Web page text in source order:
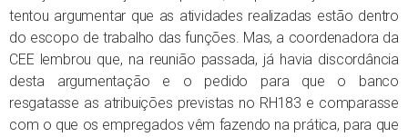
tentou argumentar que as atividades realizadas estão dentro
do escopo de trabalho das funções. Mas, a coordenadora da
CEE lembrou que, na reunião passada, já havia discordância
desta argumentação e o pedido para que o banco
resgatasse as atribuições previstas no RH183 e comparasse
com o que os empregados vêm fazendo na prática, para que